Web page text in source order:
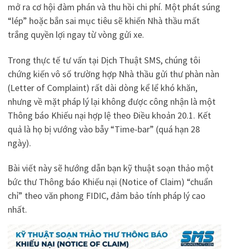
mở ra cơ hội đàm phán và thu hồi chi phí. Một phát súng
“lép” hoặc bắn sai mục tiêu sẽ khiến Nhà thầu mất
trắng quyền lợi ngay từ vòng gửi xe.
Trong thực tế tư vấn tại Dịch Thuật SMS, chúng tôi
chứng kiến vô số trường hợp Nhà thầu gửi thư phàn nàn
(Letter of Complaint) rất dài dòng kể lể khó khăn,
nhưng về mặt pháp lý lại không được công nhận là một
Thông báo Khiếu nại hợp lệ theo Điều khoản 20.1. Kết
quả là họ bị vướng vào bẫy “Time-bar” (quá hạn 28
ngày).
Bài viết này sẽ hướng dẫn bạn kỹ thuật soạn thảo một
bức thư Thông báo Khiếu nại (Notice of Claim) “chuẩn
chỉ” theo văn phong FIDIC, đảm bảo tính pháp lý cao
nhất.